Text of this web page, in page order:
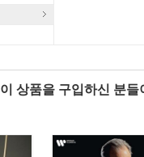
이 상품을 구입하신 분